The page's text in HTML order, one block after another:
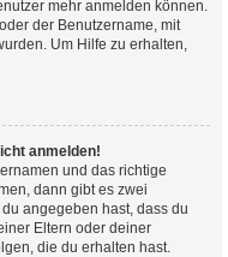
mehr anmelden können.
der Benutzername, mit
Um Hilfe zu erhalten,
anmelden!
und das richtige
dann gibt es zwei
angegeben hast, dass du
Eltern oder deiner
die du erhalten hast.